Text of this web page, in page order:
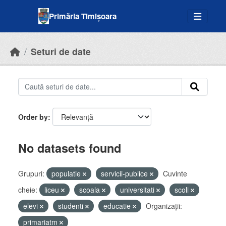
Primăria Timișoara
Seturi de date
Order by
No datasets found
Grupuri: populatie servicii-publice
Cuvinte
cheie:
liceu scoala universitati
scoli
elevi
studenti educatie
Organizații:
primariatm